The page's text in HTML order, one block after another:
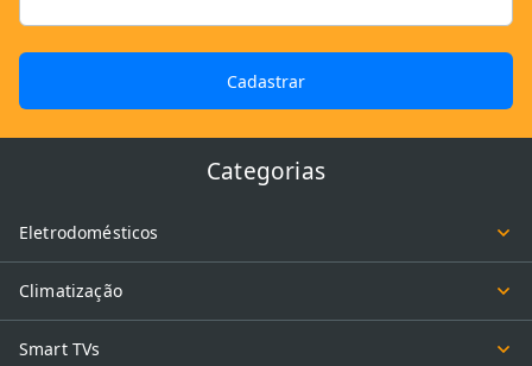
Cadastrar
Categorias
Eletrodomésticos
Climatização
Smart TVs